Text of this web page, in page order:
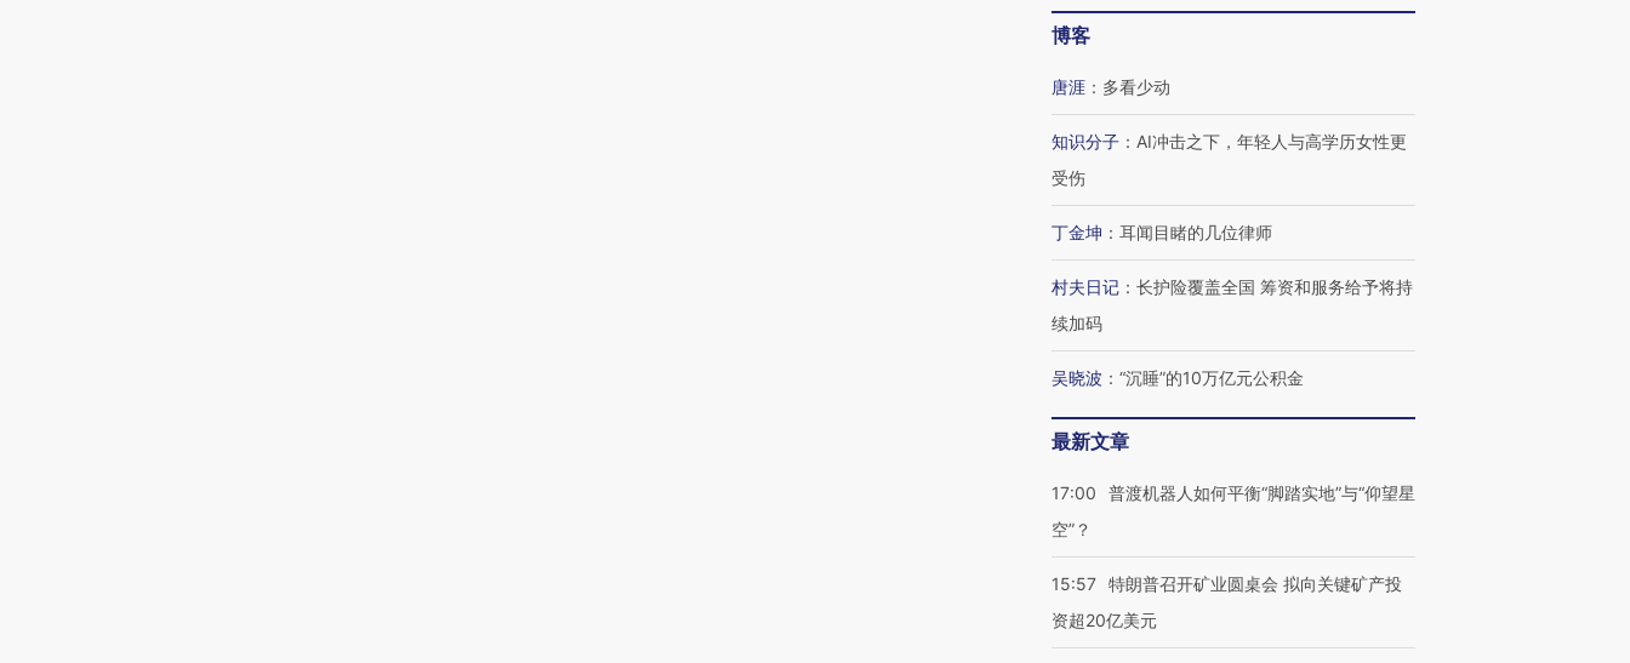
博客
唐涯 ： 多看少动
知识分子 ： AI冲击之下，年轻人与高学历女性更
受伤
丁金坤 ： 耳闻目睹的几位律师
村夫日记 ： 长护险覆盖全国 筹资和服务给予将持
续加码
吴晓波 ： “沉睡”的10万亿元公积金
最新文章
17:00
普渡机器人如何平衡“脚踏实地”与“仰望星
空”？
15:57 特朗普召开矿业圆桌会 拟向关键矿产投
资超20亿美元